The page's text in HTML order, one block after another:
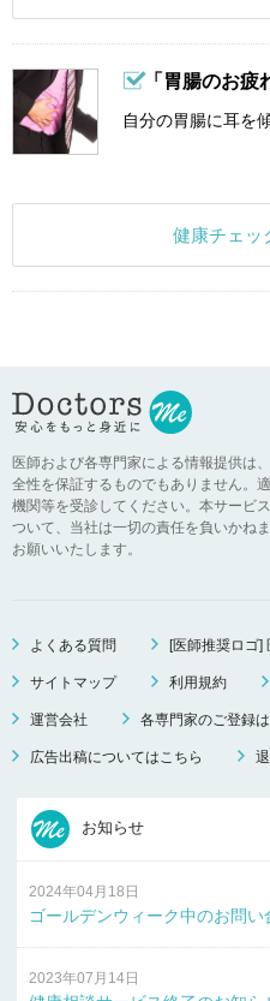
「胃腸のお疲
自分の胃腸に耳を
健康チェッ
医師および各専門家による情報提供は
全性を保証するものでもありません。
機関等を受診してください。本サービ
ついて、当社は一切の責任を負いかね
お願いいたします。
よくある質問 [医師推奨ロゴ]
サイトマップ 利用規約
運営会社 各専門家のご登録
広告出稿についてはこちら
お知らせ
2024年04月18日
ゴールデンウィーク中のお問い
2023年07月14日